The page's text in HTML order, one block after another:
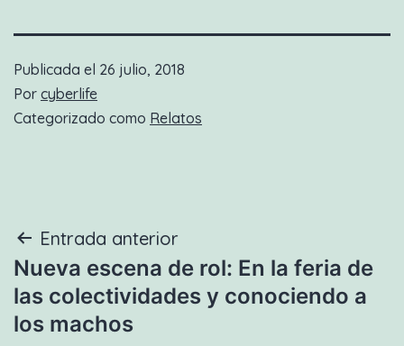
Publicada el 26 julio, 2018
Por cyberlife
Categorizado como Relatos
Navegación
de
entradas
Entrada anterior
Nueva escena de rol: En la feria de
las colectividades y conociendo a
los machos